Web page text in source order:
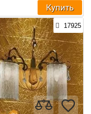
Купить
17925